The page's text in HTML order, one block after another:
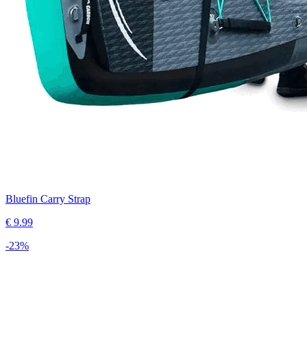
Bluefin Carry Strap
€ 9.99
-23%